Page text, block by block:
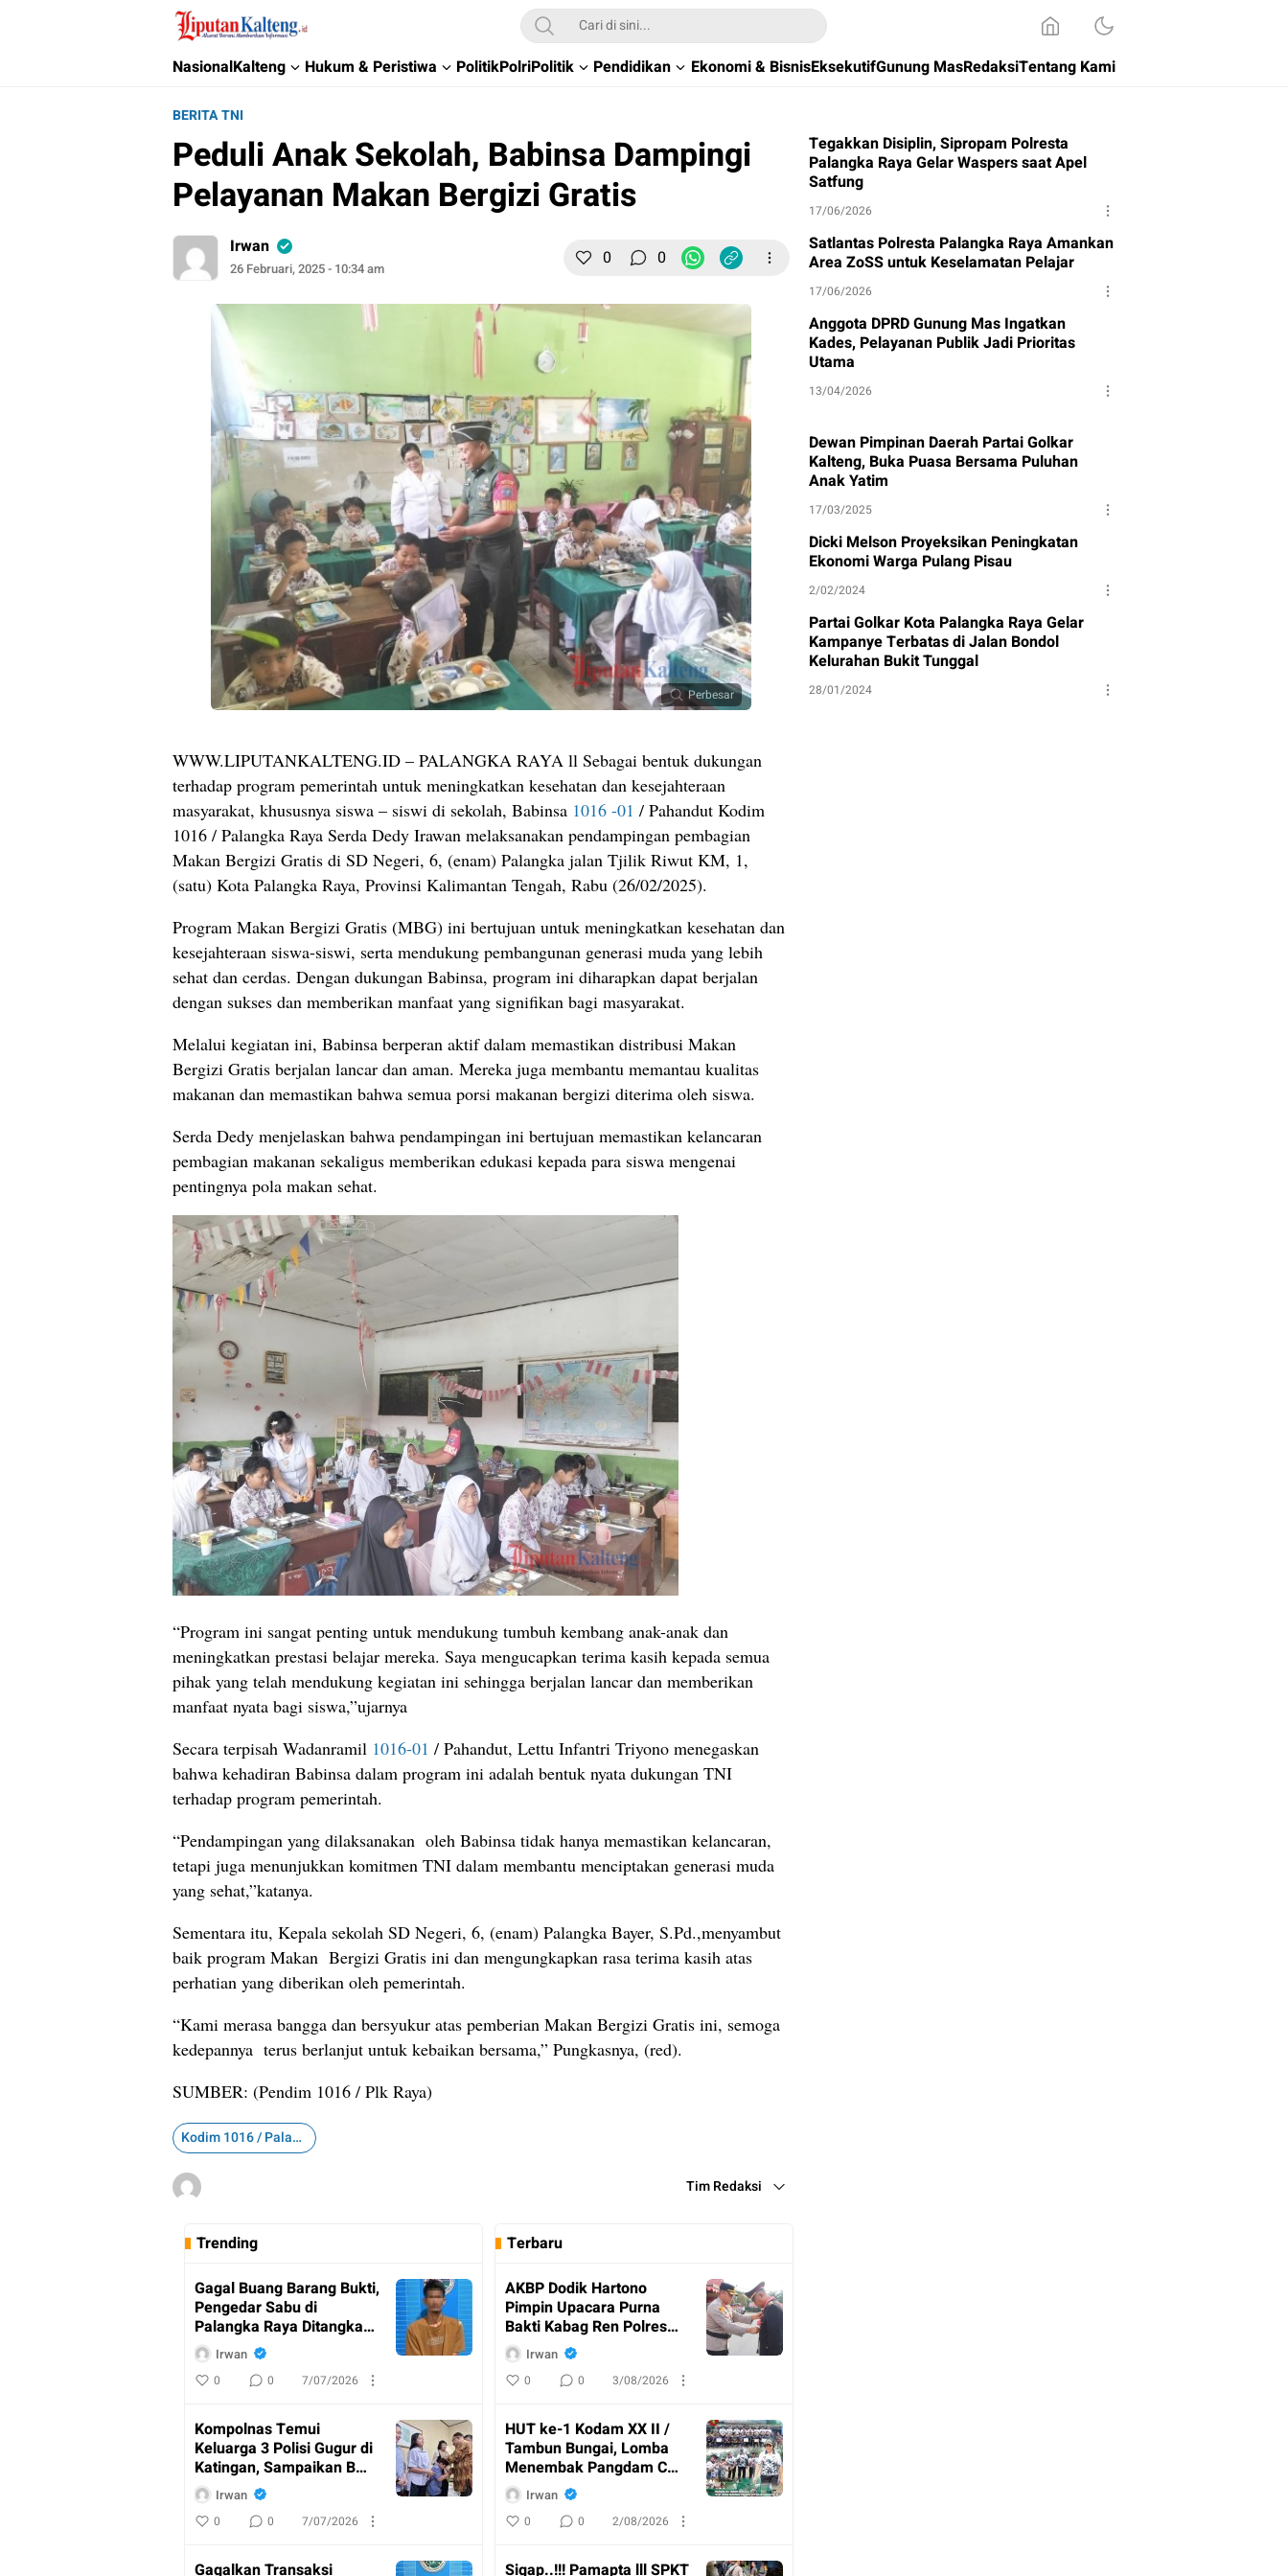
Liputan Kalteng
Akurat, Terpercaya & Independent
NasionalKalteng Hukum & Peristiwa PolitikPolriPolitik Pendidikan Ekonomi & BisnisEksekutifGunung MasRedaksiTentang Kami
BERITA TNI
Peduli Anak Sekolah, Babinsa Dampingi
Pelayanan Makan Bergizi Gratis
Irwan
26 Februari, 2025 - 10:34 am 0 0
Perbesar
WWW.LIPUTANKALTENG.ID – PALANGKA RAYA ll Sebagai bentuk dukungan
terhadap program pemerintah untuk meningkatkan kesehatan dan kesejahteraan
masyarakat, khususnya siswa – siswi di sekolah, Babinsa 1016 -01 / Pahandut Kodim
1016 / Palangka Raya Serda Dedy Irawan melaksanakan pendampingan pembagian
Makan Bergizi Gratis di SD Negeri, 6, (enam) Palangka jalan Tjilik Riwut KM, 1,
(satu) Kota Palangka Raya, Provinsi Kalimantan Tengah, Rabu (26/02/2025).
Program Makan Bergizi Gratis (MBG) ini bertujuan untuk meningkatkan kesehatan dan
kesejahteraan siswa-siswi, serta mendukung pembangunan generasi muda yang lebih
sehat dan cerdas. Dengan dukungan Babinsa, program ini diharapkan dapat berjalan
dengan sukses dan memberikan manfaat yang signifikan bagi masyarakat.
Melalui kegiatan ini, Babinsa berperan aktif dalam memastikan distribusi Makan
Bergizi Gratis berjalan lancar dan aman. Mereka juga membantu memantau kualitas
makanan dan memastikan bahwa semua porsi makanan bergizi diterima oleh siswa.
Serda Dedy menjelaskan bahwa pendampingan ini bertujuan memastikan kelancaran
pembagian makanan sekaligus memberikan edukasi kepada para siswa mengenai
pentingnya pola makan sehat.
“Program ini sangat penting untuk mendukung tumbuh kembang anak-anak dan
meningkatkan prestasi belajar mereka. Saya mengucapkan terima kasih kepada semua
pihak yang telah mendukung kegiatan ini sehingga berjalan lancar dan memberikan
manfaat nyata bagi siswa,”ujarnya
Secara terpisah Wadanramil 1016-01 / Pahandut, Lettu Infantri Triyono menegaskan
bahwa kehadiran Babinsa dalam program ini adalah bentuk nyata dukungan TNI
terhadap program pemerintah.
“Pendampingan yang dilaksanakan oleh Babinsa tidak hanya memastikan kelancaran,
tetapi juga menunjukkan komitmen TNI dalam membantu menciptakan generasi muda
yang sehat,”katanya.
Sementara itu, Kepala sekolah SD Negeri, 6, (enam) Palangka Bayer, S.Pd.,menyambut
baik program Makan Bergizi Gratis ini dan mengungkapkan rasa terima kasih atas
perhatian yang diberikan oleh pemerintah.
“Kami merasa bangga dan bersyukur atas pemberian Makan Bergizi Gratis ini, semoga
kedepannya terus berlanjut untuk kebaikan bersama,” Pungkasnya, (red).
SUMBER: (Pendim 1016 / Plk Raya)
Kodim 1016 / Palangka Raya
Tim Redaksi
AKBP
Trending
Gagal Buang Barang Bukti,
Pengedar Sabu di
Palangka Raya Ditangkap
PolisiIrwan
0 0 7/07/2026
Kompolnas Temui
Keluarga 3 Polisi Gugur di
Katingan, Sampaikan Bela
Sungkawa
Irwan
0 0 7/07/2026
Gagalkan Transaksi
Terbaru
AKBP Dodik Hartono
Pimpin Upacara Purna
Bakti Kabag Ren Polres
Katingan
Irwan
0 0 3/08/2026
HUT ke-1 Kodam XX II /
Tambun Bungai, Lomba
Menembak Pangdam Cup
Resmi Ditutup
Irwan
0 0 2/08/2026
Sigap..!!! Pamapta lll SPKT
Tegakkan Disiplin, Sipropam Polresta
Palangka Raya Gelar Waspers saat Apel
Satfung
17/06/2026
Satlantas Polresta Palangka Raya Amankan
Area ZoSS untuk Keselamatan Pelajar
17/06/2026
Anggota DPRD Gunung Mas Ingatkan
Kades, Pelayanan Publik Jadi Prioritas
Utama
13/04/2026
Dewan Pimpinan Daerah Partai Golkar
Kalteng, Buka Puasa Bersama Puluhan
Anak Yatim
17/03/2025
Dicki Melson Proyeksikan Peningkatan
Ekonomi Warga Pulang Pisau
2/02/2024
Partai Golkar Kota Palangka Raya Gelar
Kampanye Terbatas di Jalan Bondol
Kelurahan Bukit Tunggal
28/01/2024